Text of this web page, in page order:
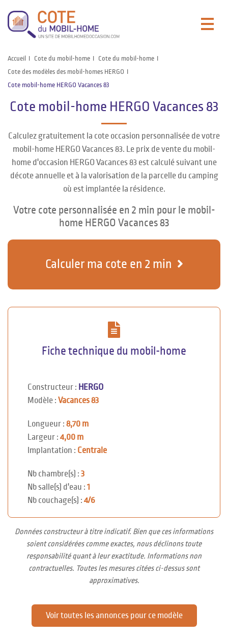
Accueil Cote du mobil-home
Cote du mobil-home
Cote des modèles des mobil-homes HERGO
Cote mobil-home HERGO Vacances 83
Cote mobil-home HERGO Vacances 83
Calculez gratuitement la cote occasion personnalisée de votre
mobil-home HERGO Vacances 83. Le prix de vente du mobil-
home d'occasion HERGO Vacances 83 est calculé suivant une
décote annuelle et à la valorisation de la parcelle du camping
où est implantée la résidence.
Votre cote personnalisée en 2 min pour le mobil-
home HERGO Vacances 83
Calculer ma cote en 2 min
Fiche technique du mobil-home
Constructeur : HERGO
Modèle : Vacances 83
Longueur : 8,70 m
Largeur : 4,00 m
Implantation : Centrale
Nb chambre(s) : 3
Nb salle(s) d'eau : 1
Nb couchage(s) : 4/6
Données constructeur à titre indicatif. Bien que ces informations
soient considérées comme exactes, nous déclinons toute
responsabilité quant à leur exactitude. Informations non
contractuelles. Toutes les mesures citées ci-dessus sont
approximatives.
Voir toutes les annonces pour ce modèle